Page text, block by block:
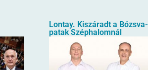
Lontay. Kiszáradt a Bózsva-
patak Széphalomnál